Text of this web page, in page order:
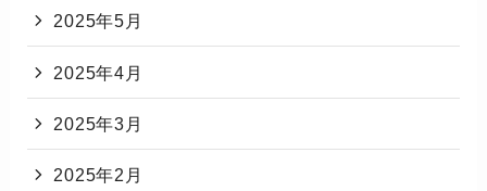
2025年5月
2025年4月
2025年3月
2025年2月